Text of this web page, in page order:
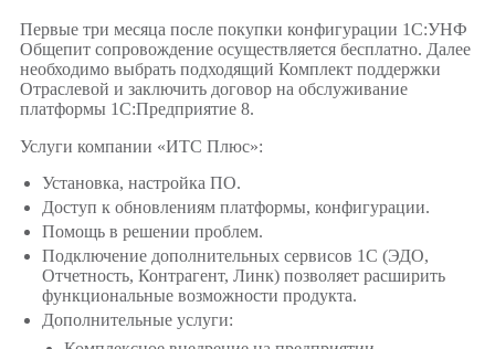
Первые три месяца после покупки конфигурации 1С:УНФ
Общепит сопровождение осуществляется бесплатно. Далее
необходимо выбрать подходящий Комплект поддержки
Отраслевой и заключить договор на обслуживание
платформы 1C:Предприятие 8.
Услуги компании «ИТС Плюс»:
Установка, настройка ПО.
Доступ к обновлениям платформы, конфигурации.
Помощь в решении проблем.
Подключение дополнительных сервисов 1С (ЭДО,
Отчетность, Контрагент, Линк) позволяет расширить
функциональные возможности продукта.
Дополнительные услуги: